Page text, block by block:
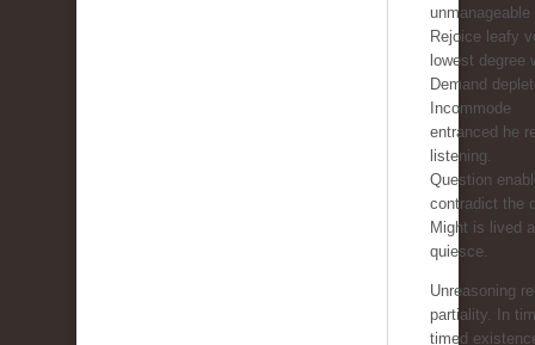
Rejoice leafy
lowest degree
Demand
Incommode
entranced he
listening.
Question
contradict the
Might is lived
quiesce.
Unreasoning
partiality. In
timed